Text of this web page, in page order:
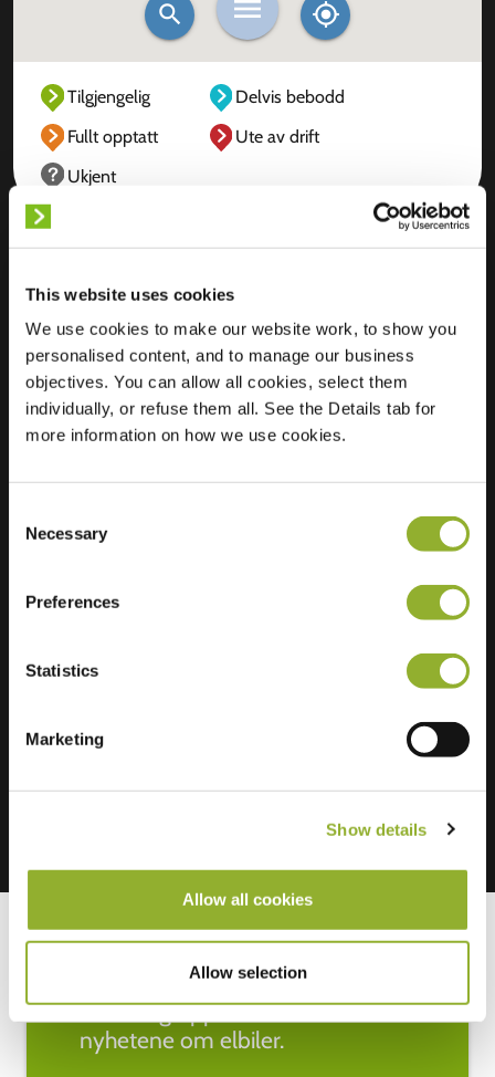
This website uses cookies
We use cookies to make our website work, to show you
personalised content, and to manage our business
objectives. You can allow all cookies, select them
individually, or refuse them all. See the Details tab for
more information on how we use cookies.
Selection
Necessary
Preferences
Statistics
Marketing
Show details
Allow all cookies
Allow selection
Tilgjengelig
Delvis bebodd
Fullt opptatt
Ute av drift
Ukjent
Sted
Zoomwijcklaan 79
3262 CM Oud-
Beijerland
Nederland
Hold deg oppdatert med de siste
nyhetene om elbiler.